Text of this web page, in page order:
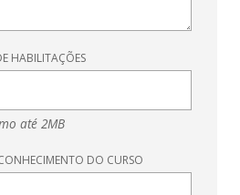
HABILITAÇÕES
até 2MB
DO CURSO